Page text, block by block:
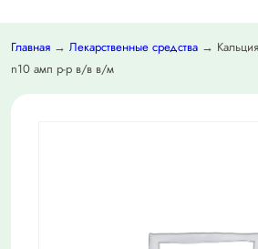
Главная → Лекарственные средства →
n10 амп р-р в/в в/м